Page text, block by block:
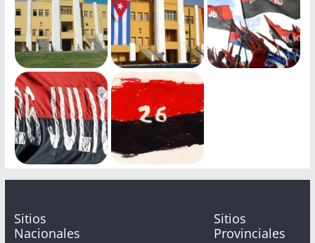
Sitios
Nacionales
Sitios
Provinciales